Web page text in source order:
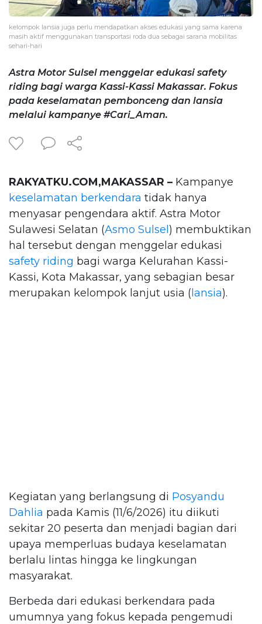
kelompok lansia juga perlu mendapatkan akses edukasi yang sama karena
masih aktif menggunakan transportasi roda dua sebagai sarana mobilitas
sehari-hari
Astra Motor Sulsel menggelar edukasi safety
riding bagi warga Kassi-Kassi Makassar. Fokus
pada keselamatan pembonceng dan lansia
melalui kampanye #Cari_Aman.
RAKYATKU.COM,MAKASSAR – Kampanye
keselamatan berkendara tidak hanya
menyasar pengendara aktif. Astra Motor
Sulawesi Selatan (Asmo Sulsel ) membuktikan
hal tersebut dengan menggelar edukasi
safety riding bagi warga Kelurahan Kassi-
Kassi, Kota Makassar, yang sebagian besar
merupakan kelompok lanjut usia ( lansia).
Kegiatan yang berlangsung di Posyandu
Dahlia pada Kamis (11/6/2026) itu diikuti
sekitar 20 peserta dan menjadi bagian dari
upaya memperluas budaya keselamatan
berlalu lintas hingga ke lingkungan
masyarakat.
Berbeda dari edukasi berkendara pada
umumnya yang fokus kepada pengemudi